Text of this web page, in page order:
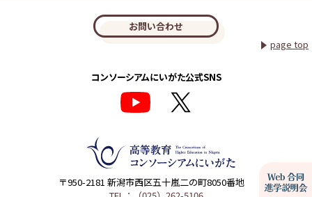
〒950-2181 新潟市西区五十嵐二の町8050番地
お問い合わせ
page top
コンソーシアムにいがた公式SNS